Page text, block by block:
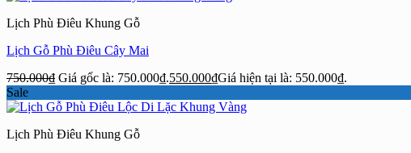
Lịch Phù Điêu Khung Gỗ
Lịch Gỗ Phù Điêu Cây Mai
750.000₫ Giá gốc là: 750.000₫.550.000₫Giá hiện tại là: 550.000₫.
Sale
Lịch Phù Điêu Khung Gỗ